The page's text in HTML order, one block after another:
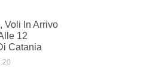
Voli In Arrivo
12
Catania